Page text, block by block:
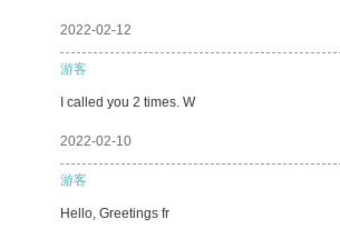
2022-02-12
游客
I called you 2 times. W
2022-02-10
游客
Hello, Greetings fr